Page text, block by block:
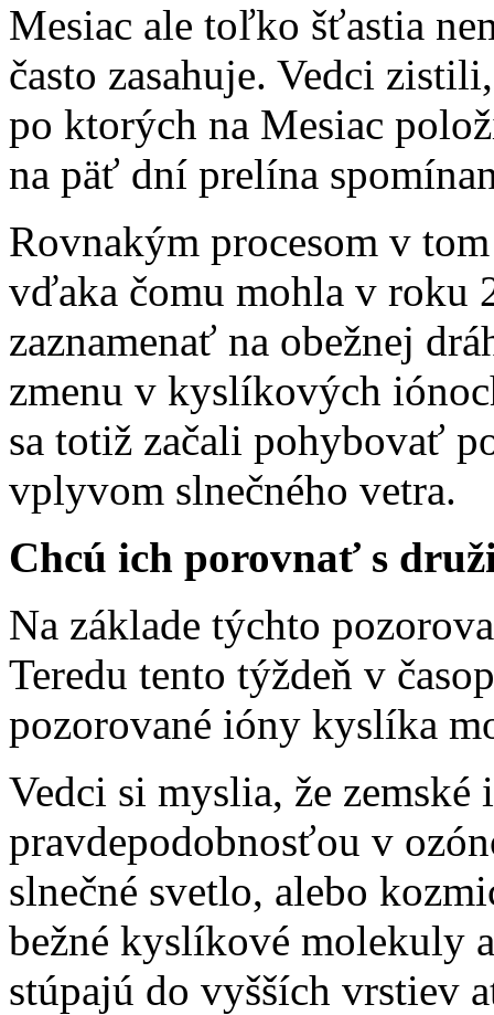
Mesiac ale toľko šťastia
často zasahuje. Vedci
po ktorých na Mesiac
na päť dní prelína
Rovnakým procesom v
vďaka čomu mohla v roku
zaznamenať na obežnej
zmenu v kyslíkových
sa totiž začali pohybovať
vplyvom slnečného vetra.
Chcú ich porovnať s
Na základe týchto
Teredu tento týždeň v
pozorované ióny kyslíka
Vedci si myslia, že
pravdepodobnosťou v
slnečné svetlo, alebo
bežné kyslíkové molekuly
stúpajú do vyšších vrstiev